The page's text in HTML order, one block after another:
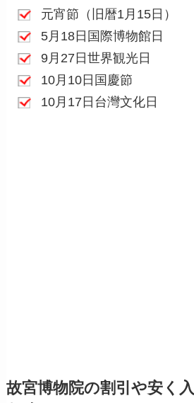
元宵節（旧暦1月15日）
5月18日国際博物館日
9月27日世界観光日
10月10日国慶節
10月17日台灣文化日
故宮博物院の割引や安く